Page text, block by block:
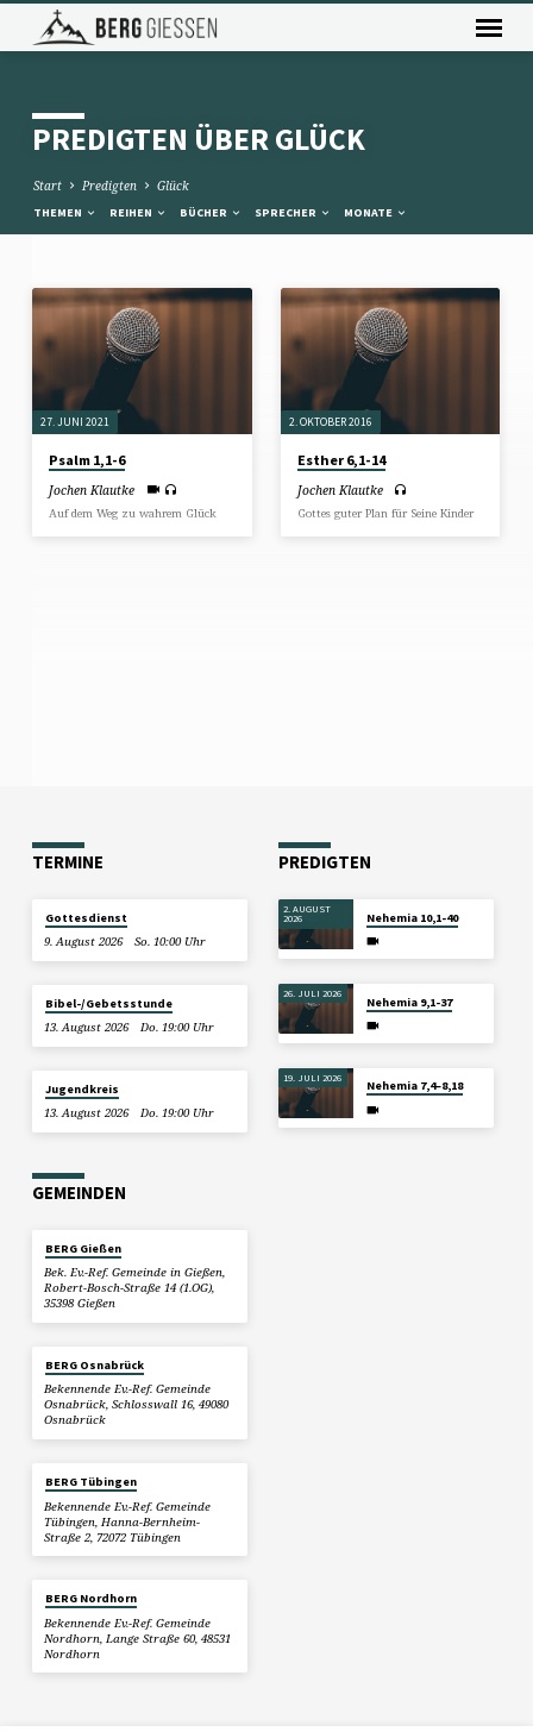
PREDIGTEN ÜBER GLÜCK
Start Predigten Glück
THEMEN REIHEN BÜCHER SPRECHER MONATE
PREDIGTEN
ÜBER
GLÜCK
27. JUNI 2021
Psalm 1,1-6
Jochen Klautke
Auf dem Weg zu wahrem Glück
2. OKTOBER 2016
Esther 6,1-14
Jochen Klautke
Gottes guter Plan für Seine Kinder
TERMINE
Gottesdienst
9. August 2026
So. 10:00 Uhr
Bibel-/Gebetsstunde
13. August 2026
Do. 19:00 Uhr
Jugendkreis
13. August 2026
Do. 19:00 Uhr
PREDIGTEN
2. AUGUST
2026 Nehemia 10,1-40
26. JULI 2026
Nehemia 9,1-37
19. JULI 2026
Nehemia 7,4–8,18
GEMEINDEN
BERG Gießen
Bek. Ev.-Ref. Gemeinde in Gießen,
Robert-Bosch-Straße 14 (1.OG),
35398 Gießen
BERG Osnabrück
Bekennende Ev.-Ref. Gemeinde
Osnabrück, Schlosswall 16, 49080
Osnabrück
BERG Tübingen
Bekennende Ev.-Ref. Gemeinde
Tübingen, Hanna-Bernheim-
Straße 2, 72072 Tübingen
BERG Nordhorn
Bekennende Ev.-Ref. Gemeinde
Nordhorn, Lange Straße 60, 48531
Nordhorn